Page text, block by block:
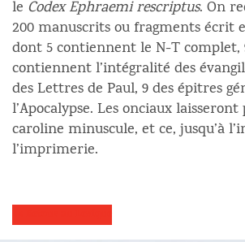
le Codex Ephraemi rescriptus. On
200 manuscrits ou fragments écrit
dont 5 contiennent le N-T complet,
contiennent l’intégralité des
des Lettres de Paul, 9 des épitres
l’Apocalypse. Les onciaux
caroline minuscule, et ce, jusqu’à
l’imprimerie.